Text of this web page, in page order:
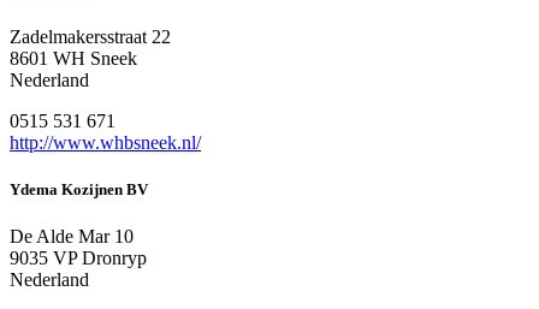
Zadelmakersstraat 22
8601 WH Sneek
Nederland
0515 531 671
http://www.whbsneek.nl/
Ydema Kozijnen BV
De Alde Mar 10
9035 VP Dronryp
Nederland